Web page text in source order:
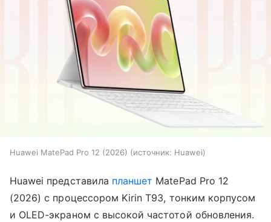
Huawei MatePad Pro 12 (2026) источник: Huawei
Huawei представила планшет MatePad Pro 12
(2026) с процессором Kirin T93, тонким корпусом
и OLED-экраном с высокой частотой обновления.